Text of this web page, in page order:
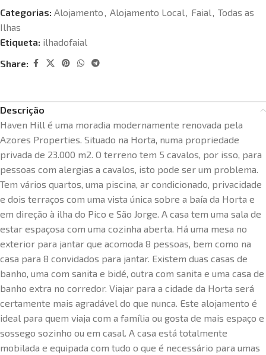
Categorias: Alojamento, Alojamento Local, Faial, Todas as
Ilhas
Etiqueta: ilhadofaial
Share:
Descrição
Haven Hill é uma moradia modernamente renovada pela
Azores Properties. Situado na Horta, numa propriedade
privada de 23.000 m2. O terreno tem 5 cavalos, por isso, para
pessoas com alergias a cavalos, isto pode ser um problema.
Tem vários quartos, uma piscina, ar condicionado, privacidade
e dois terraços com uma vista única sobre a baía da Horta e
em direção à ilha do Pico e São Jorge. A casa tem uma sala de
estar espaçosa com uma cozinha aberta. Há uma mesa no
exterior para jantar que acomoda 8 pessoas, bem como na
casa para 8 convidados para jantar. Existem duas casas de
banho, uma com sanita e bidé, outra com sanita e uma casa de
banho extra no corredor. Viajar para a cidade da Horta será
certamente mais agradável do que nunca. Este alojamento é
ideal para quem viaja com a família ou gosta de mais espaço e
sossego sozinho ou em casal. A casa está totalmente
mobilada e equipada com tudo o que é necessário para umas